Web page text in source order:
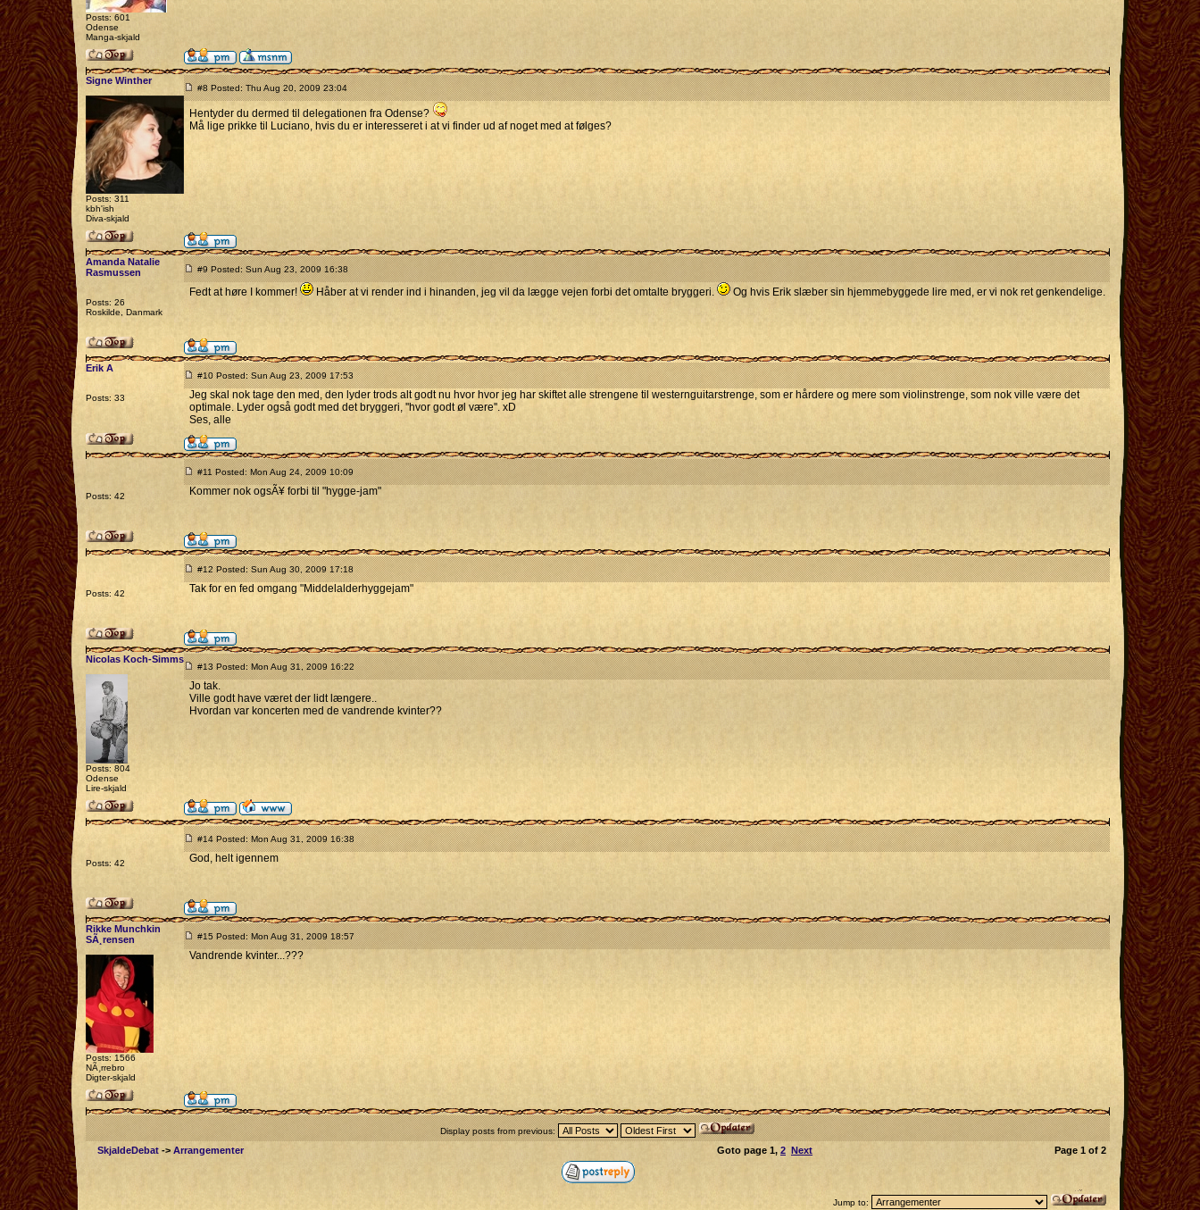
Posts: 601
Odense
Manga-skjald
Signe Winther
Posts: 311
kbh'ish
Diva-skjald
#8 Posted: Thu Aug 20, 2009 23:04
Hentyder du dermed til delegationen fra Odense?
Må lige prikke til Luciano, hvis du er interesseret i at vi finder ud af noget med at følges?
Amanda Natalie
Rasmussen
Posts: 26
Roskilde, Danmark
#9 Posted: Sun Aug 23, 2009 16:38
Fedt at høre I kommer! Håber at vi render ind i hinanden, jeg vil da lægge vejen forbi det omtalte bryggeri. Og hvis Erik slæber sin hjemmebyggede lire med, er vi nok ret genkendelige.
Erik A
Posts: 33
#10 Posted: Sun Aug 23, 2009 17:53
Jeg skal nok tage den med, den lyder trods alt godt nu hvor hvor jeg har skiftet alle strengene til westernguitarstrenge, som er hårdere og mere som violinstrenge, som nok ville være det
optimale. Lyder også godt med det bryggeri, ''hvor godt øl være''. xD
Ses, alle
Posts: 42
#11 Posted: Mon Aug 24, 2009 10:09
Kommer nok ogsÃ¥ forbi til "hygge-jam"
Posts: 42
#12 Posted: Sun Aug 30, 2009 17:18
Tak for en fed omgang "Middelalderhyggejam"
Nicolas Koch-Simms
Posts: 804
Odense
Lire-skjald
#13 Posted: Mon Aug 31, 2009 16:22
Jo tak.
Ville godt have været der lidt længere..
Hvordan var koncerten med de vandrende kvinter??
Posts: 42
#14 Posted: Mon Aug 31, 2009 16:38
God, helt igennem
Rikke Munchkin
SÃ¸rensen
Posts: 1566
NÃ¸rrebro
Digter-skjald
#15 Posted: Mon Aug 31, 2009 18:57
Vandrende kvinter...???
Display posts from previous:
SkjaldeDebat -> Arrangementer Goto page 1, 2 Next Page 1 of 2
Jump to: